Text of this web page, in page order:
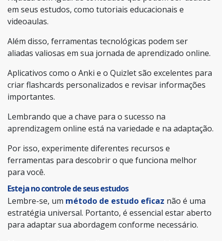
em seus estudos, como tutoriais educacionais e
videoaulas.
Além disso, ferramentas tecnológicas podem ser
aliadas valiosas em sua jornada de aprendizado online.
Aplicativos como o Anki e o Quizlet são excelentes para
criar flashcards personalizados e revisar informações
importantes.
Lembrando que a chave para o sucesso na
aprendizagem online está na variedade e na adaptação.
Por isso, experimente diferentes recursos e
ferramentas para descobrir o que funciona melhor
para você.
Esteja no controle de seus estudos
Lembre-se, um método de estudo eficaz não é uma
estratégia universal. Portanto, é essencial estar aberto
para adaptar sua abordagem conforme necessário.